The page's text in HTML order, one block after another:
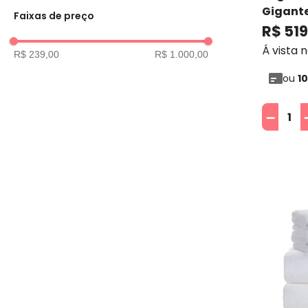
Faixas de preço
R$ 239,00 R$ 1.000,00
R$ 519
Á vista
ou 10
－